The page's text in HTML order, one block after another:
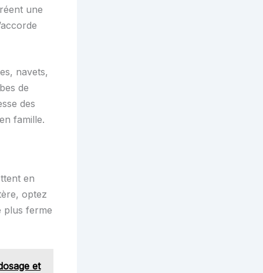
une
navets,
de
des
famille.
en
optez
plus ferme
et